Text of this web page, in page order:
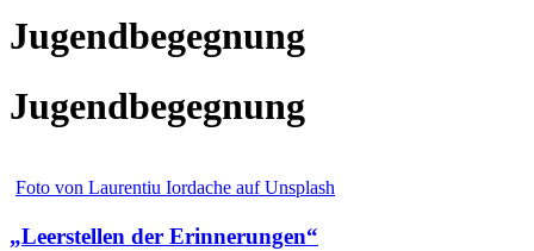
Jugendbegegnung
Jugendbegegnung
Foto von Laurentiu Iordache auf Unsplash
„Leerstellen der Erinnerungen“